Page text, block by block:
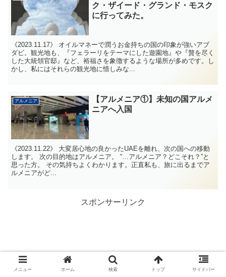
ク・ザイード・グランド・モスク
に行ってみた。
《2023.11.17》 オイルマネーで潤うお金持ちの国の印象が強いアブ
ダビ。観光地も、『フェラーリをテーマにした遊園地』や『贅を尽く
した大統領官邸』など、裕福さを象徴するような場所が多めです。し
かし、私にはそれらの観光地に惜しみな...
アルメニア
【アルメニア①】未知の国アルメ
ニアへ入国
《2023.11.22》 大変居心地の良かったUAEを離れ、次の国への移動
します。 次の目的地はアルメニア。 “…アルメニア？どこそれ？”と
思った方。 その気持ちよくわかります。正直私も、旅に出るまでア
ルメニアがど...
スポンサーリンク
メニュー ホーム 検索 トップ サイドバー